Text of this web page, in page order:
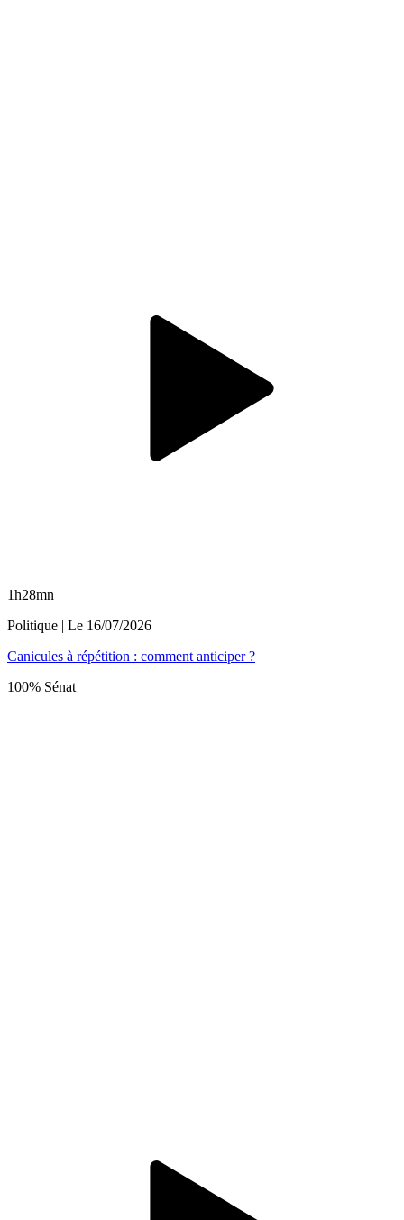
1h28mn
Politique | Le 16/07/2026
Canicules à répétition : comment anticiper ?
100% Sénat